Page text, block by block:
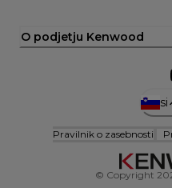
O podjetju Kenwood
si
Pravilnik o zasebnosti
© Copyright